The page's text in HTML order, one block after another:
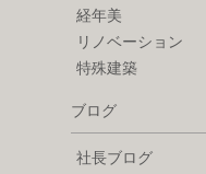
経年美
リノベーション
特殊建築
ブログ
社長ブログ